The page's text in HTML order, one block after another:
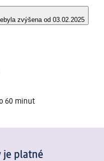
zvýšena od 03.02.2025
60 minut
je platné